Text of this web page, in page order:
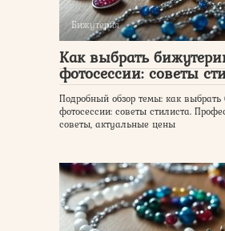
Бижутерия
Как выбрать
фотосессии: советы
Подробный обзор темы: как
фотосессии: советы стилиста.
советы, актуальные цены